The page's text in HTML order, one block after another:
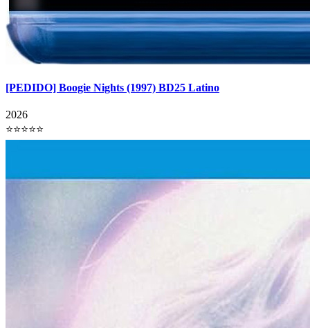
[PEDIDO] Boogie Nights (1997) BD25 Latino
2026
⭐⭐⭐⭐⭐